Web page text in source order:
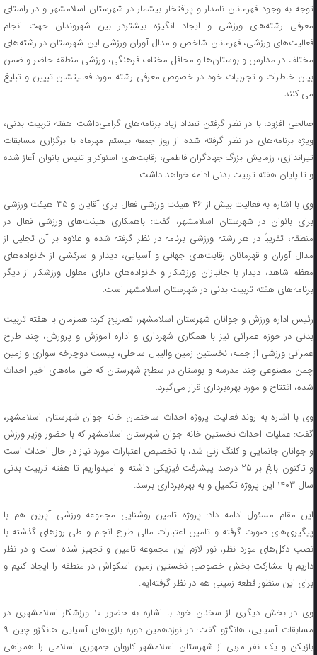
توجه به وجود قهرمانان نامدار و پرافتخار بیشمار در شهرستان اسلامشهر و در راستای
معرفی رشته‌های ورزشی و ایجاد انگیزه بیشتردر بین شهروندان جهت انجام
فعالیت‌های ورزشی، قهرمانان شاخص و مدال آوران ورزشی این شهرستان در رشته‌های
مختلف در مدارس و بوستان‌ها و محافل مختلف فرهنگی، ورزشی منطقه حاضر و ضمن
بیان خاطرات و تجربیات خود در خصوص معرفی رشته مورد فعالیتشان تبیین و تبلیغ
می کنند.
صالحی افزود: با در نظر گرفتن تعداد زیاد برنامه‌های گرامی‌داشت هفته تربیت بدنی،
ویژه برنامه‌های در نظر گرفته شده از روز جمعه بیستم مهرماه با برگزاری مسابقات
تیراندازی، رزمایش بزرگ جهادگران فاطمی، رقابت‌های اسنوکر و تنیس بانوان آغاز شده
و تا پایان هفته تربیت بدنی ادامه خواهد داشت.
وی با اشاره به فعالیت بیش از ۴۶ هیئت ورزشی فعال برای آقایان و ۳۵ هیئت ورزشی
برای بانوان در شهرستان اسلامشهر، گفت: باهمکاری هیئت‌های ورزشی فعال در
منطقه، تقریباً در هر رشته ورزشی برنامه در نظر گرفته شده و علاوه بر آن تجلیل از
مدال آوران و قهرمانان رقابت‌های جهانی و آسیایی، دیدار و سرکشی از خانواده‌های
معظم شاهد، دیدار با جانبازان ورزشکار و خانواده‌های دارای معلول ورزشکار از دیگر
برنامه‌های هفته تربیت بدنی در شهرستان اسلامشهر است.
رئیس اداره ورزش و جوانان شهرستان اسلامشهر، تصریح کرد: همزمان با هفته تربیت
بدنی در حوزه عمرانی نیز با همکاری شهرداری و اداره آموزش و پرورش، چند طرح
عمرانی ورزشی از جمله، نخستین زمین والیبال ساحلی، پیست دوچرخه سواری و زمین
چمن مصنوعی چند مدرسه و بوستان در سطح شهرستان که طی ماه‌های اخیر احداث
شده، افتتاح و مورد بهره‌برداری قرار می‌گیرد.
وی با اشاره به روند فعالیت پروژه احداث ساختمان خانه جوان شهرستان اسلامشهر،
گفت: عملیات احداث نخستین خانه جوان شهرستان اسلامشهر که با حضور وزیر ورزش
و جوانان جانمایی و کلنگ زنی شد، با تخصیص اعتبارات مورد نیاز در حال احداث است
و تاکنون بالغ بر ۲۵ درصد پیشرفت فیزیکی داشته و امیدواریم تا هفته تربیت بدنی
سال ۱۴۰۳ این پروژه تکمیل و به بهره‌برداری برسد.
این مقام مسئول ادامه داد: پروژه تامین روشنایی مجموعه ورزشی آپرین هم با
پیگیری‌های صورت گرفته و تامین اعتبارات مالی طرح انجام و طی روزهای گذشته با
نصب دکل‌های مورد نظر، نور لازم این مجموعه تامین و تجهیز شده است و در نظر
داریم با مشارکت بخش خصوصی نخستین زمین اسکواش در منطقه را ایجاد کنیم و
برای این منظور قطعه زمینی هم در نظر گرفته‌ایم.
وی در بخش دیگری از سخنان خود با اشاره به حضور ۱۰ ورزشکار اسلامشهری در
مسابقات آسیایی، هانگژو گفت: در نوزدهمین دوره بازی‌های آسیایی هانگژو چین ۹
بازیکن و یک نفر مربی از شهرستان اسلامشهر کاروان جمهوری اسلامی را همراهی